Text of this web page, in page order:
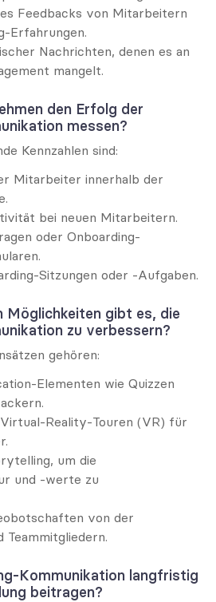
Feedbacks von Mitarbeitern
Erfahrungen.
Nachrichten, denen es an
mangelt.
den Erfolg der
messen?
Kennzahlen sind:
Mitarbeiter innerhalb der
bei neuen Mitarbeitern.
oder Onboarding-
Sitzungen oder -Aufgaben.
Möglichkeiten gibt es, die
zu verbessern?
gehören:
Elementen wie Quizzen
Reality-Touren (VR) für
um die
und -werte zu
von der
Teammitgliedern.
Kommunikation langfristig
beitragen?